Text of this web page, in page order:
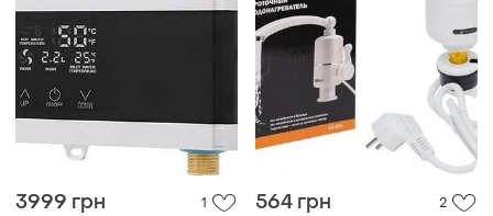
3999 грн 1 564 грн 2